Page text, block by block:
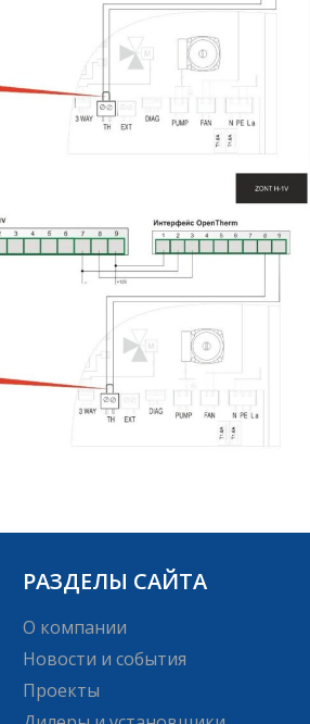
РАЗДЕЛЫ САЙТА
О компании
Новости и события
Проекты